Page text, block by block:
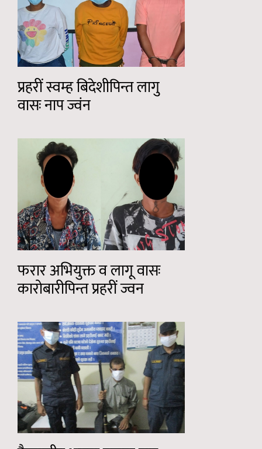
प्रहरीं स्वम्ह बिदेशीपिन्त लागु
वासः नाप ज्वंन
फरार अभियुक्त व लागू वासः
कारोबारीपिन्त प्रहरीं ज्वन